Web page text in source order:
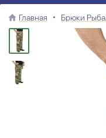
Главная Брюки